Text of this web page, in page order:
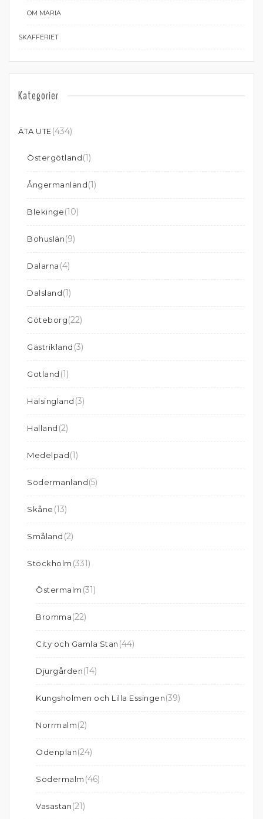
OM MARIA
SKAFFERIET
Kategorier
ÄTA UTE(434)
Östergötland(1)
Ångermanland(1)
Blekinge(10)
Bohuslän(9)
Dalarna (4)
Dalsland(1)
Göteborg(22)
Gästrikland (3)
Gotland (1)
Hälsingland (3)
Halland (2)
Medelpad(1)
Södermanland(5)
Skåne (13)
Småland (2)
Stockholm (331)
Östermalm (31)
Bromma(22)
City och Gamla Stan (44)
Djurgården(14)
Kungsholmen och Lilla Essingen(39)
Norrmalm(2)
Odenplan(24)
Södermalm (46)
Vasastan(21)